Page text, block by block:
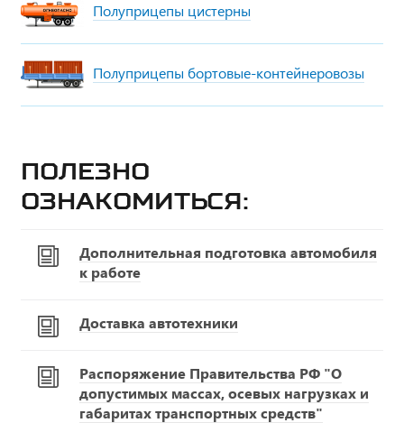
Полуприцепы цистерны
Полуприцепы бортовые-контейнеровозы
Полезно
ознакомиться:
Дополнительная подготовка автомобиля
к работе
Доставка автотехники
Распоряжение Правительства РФ "О
допустимых массах, осевых нагрузках и
габаритах транспортных средств"